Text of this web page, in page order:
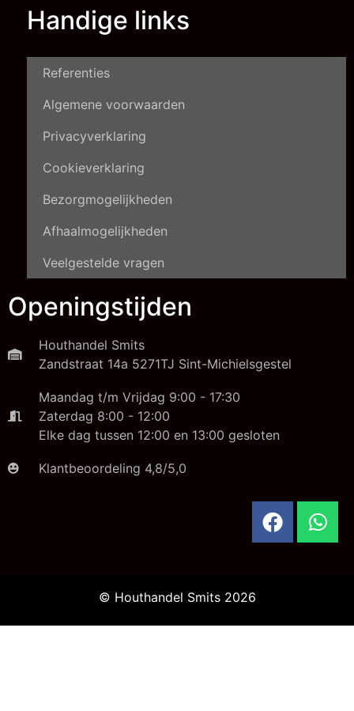
Handige links
Referenties
Algemene voorwaarden
Privacyverklaring
Cookieverklaring
Bezorgmogelijkheden
Afhaalmogelijkheden
Veelgestelde vragen
Openingstijden
Houthandel Smits
Zandstraat 14a 5271TJ Sint-Michielsgestel
Maandag t/m Vrijdag 9:00 - 17:30
Zaterdag 8:00 - 12:00
Elke dag tussen 12:00 en 13:00 gesloten
Klantbeoordeling 4,8/5,0
© Houthandel Smits 2026